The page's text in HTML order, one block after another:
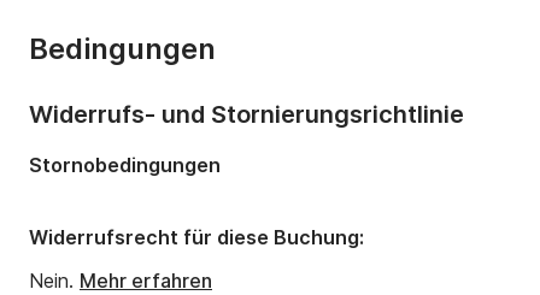
Anzahl Plätze an Bord:
Bedingungen
Widerrufs- und Stornierungsrichtlinie
Stornobedingungen
Widerrufsrecht für diese Buchung:
Nein. Mehr erfahren